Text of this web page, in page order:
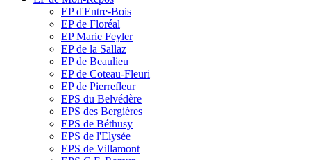
EP d'Entre-Bois
EP de Floréal
EP Marie Feyler
EP de la Sallaz
EP de Beaulieu
EP de Coteau-Fleuri
EP de Pierrefleur
EPS du Belvédère
EPS des Bergières
EPS de Béthusy
EPS de l'Elysée
EPS de Villamont